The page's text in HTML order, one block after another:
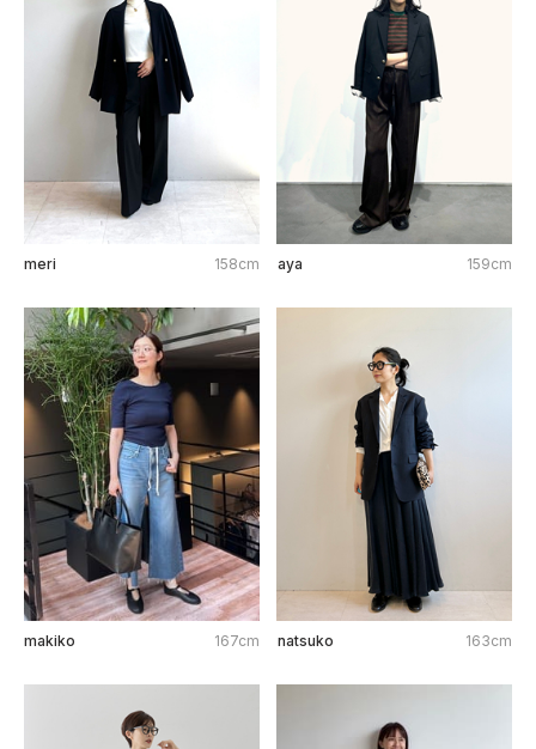
meri 158cm aya 159cm
makiko 167cm natsuko 163cm